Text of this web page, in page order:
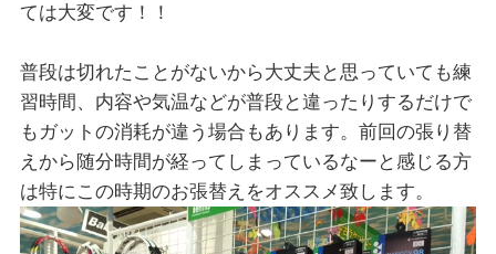
ては大変です！！
普段は切れたことがないから大丈夫と思っていても練
習時間、内容や気温などが普段と違ったりするだけで
もガットの消耗が違う場合もあります。前回の張り替
えから随分時間が経ってしまっているなーと感じる方
は特にこの時期のお張替えをオススメ致します。